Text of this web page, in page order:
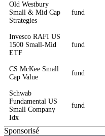
Old Westbury
Small & Mid Cap
Strategies
fund
Invesco RAFI US
1500 Small-Mid
ETF
fund
CS McKee Small
Cap Value
fund
Schwab
Fundamental US
Small Company
Idx
fund
Sponsorisé